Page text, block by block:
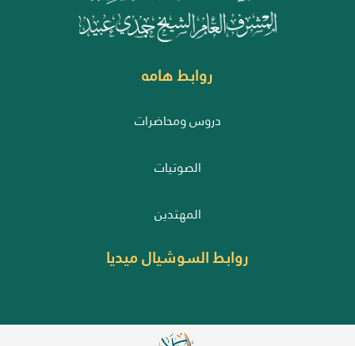
روابط هامه
دروس ومحاضرات
الصوتيات
المهتدين
روابط السوشيال ميديا